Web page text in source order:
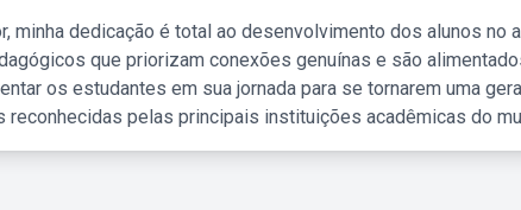
minha dedicação é total ao desenvolvimento dos alunos no
que priorizam conexões genuínas e são
os estudantes em sua jornada para se tornarem uma
reconhecidas pelas principais instituições acadêmicas do